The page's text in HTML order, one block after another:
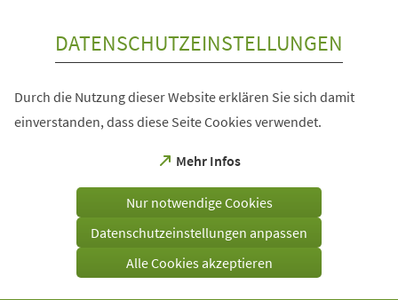
DATENSCHUTZEINSTELLUNGEN
Durch die Nutzung dieser Website erklären Sie sich damit
einverstanden, dass diese Seite Cookies verwendet.
Mehr Infos
(Öffnet
einem
Tab)
Nur notwendige Cookies
Datenschutzeinstellungen anpassen
Alle Cookies akzeptieren